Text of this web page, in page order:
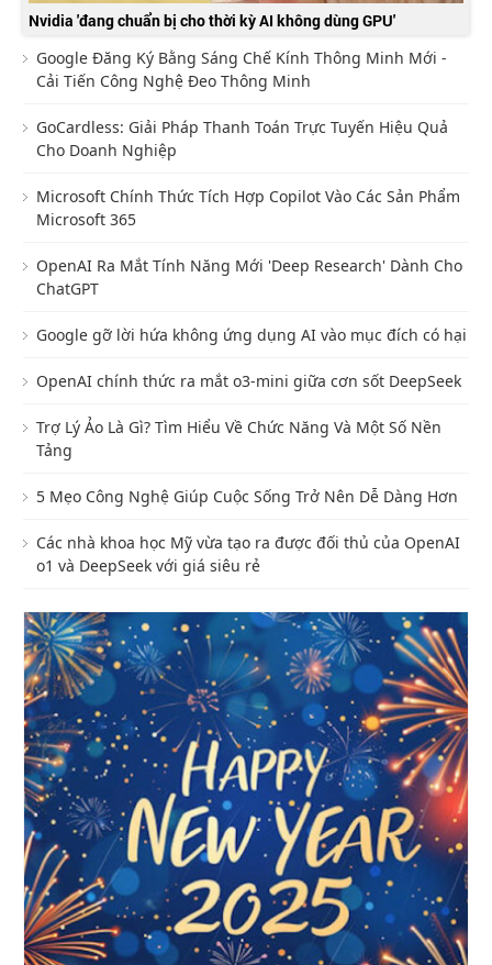
Nvidia 'đang chuẩn bị cho thời kỳ AI không dùng GPU'
Google Đăng Ký Bằng Sáng Chế Kính Thông Minh Mới -
Cải Tiến Công Nghệ Đeo Thông Minh
GoCardless: Giải Pháp Thanh Toán Trực Tuyến Hiệu Quả
Cho Doanh Nghiệp
Microsoft Chính Thức Tích Hợp Copilot Vào Các Sản Phẩm
Microsoft 365
OpenAI Ra Mắt Tính Năng Mới 'Deep Research' Dành Cho
ChatGPT
Google gỡ lời hứa không ứng dụng AI vào mục đích có hại
OpenAI chính thức ra mắt o3-mini giữa cơn sốt DeepSeek
Trợ Lý Ảo Là Gì? Tìm Hiểu Về Chức Năng Và Một Số Nền
Tảng
5 Mẹo Công Nghệ Giúp Cuộc Sống Trở Nên Dễ Dàng Hơn
Các nhà khoa học Mỹ vừa tạo ra được đối thủ của OpenAI
o1 và DeepSeek với giá siêu rẻ